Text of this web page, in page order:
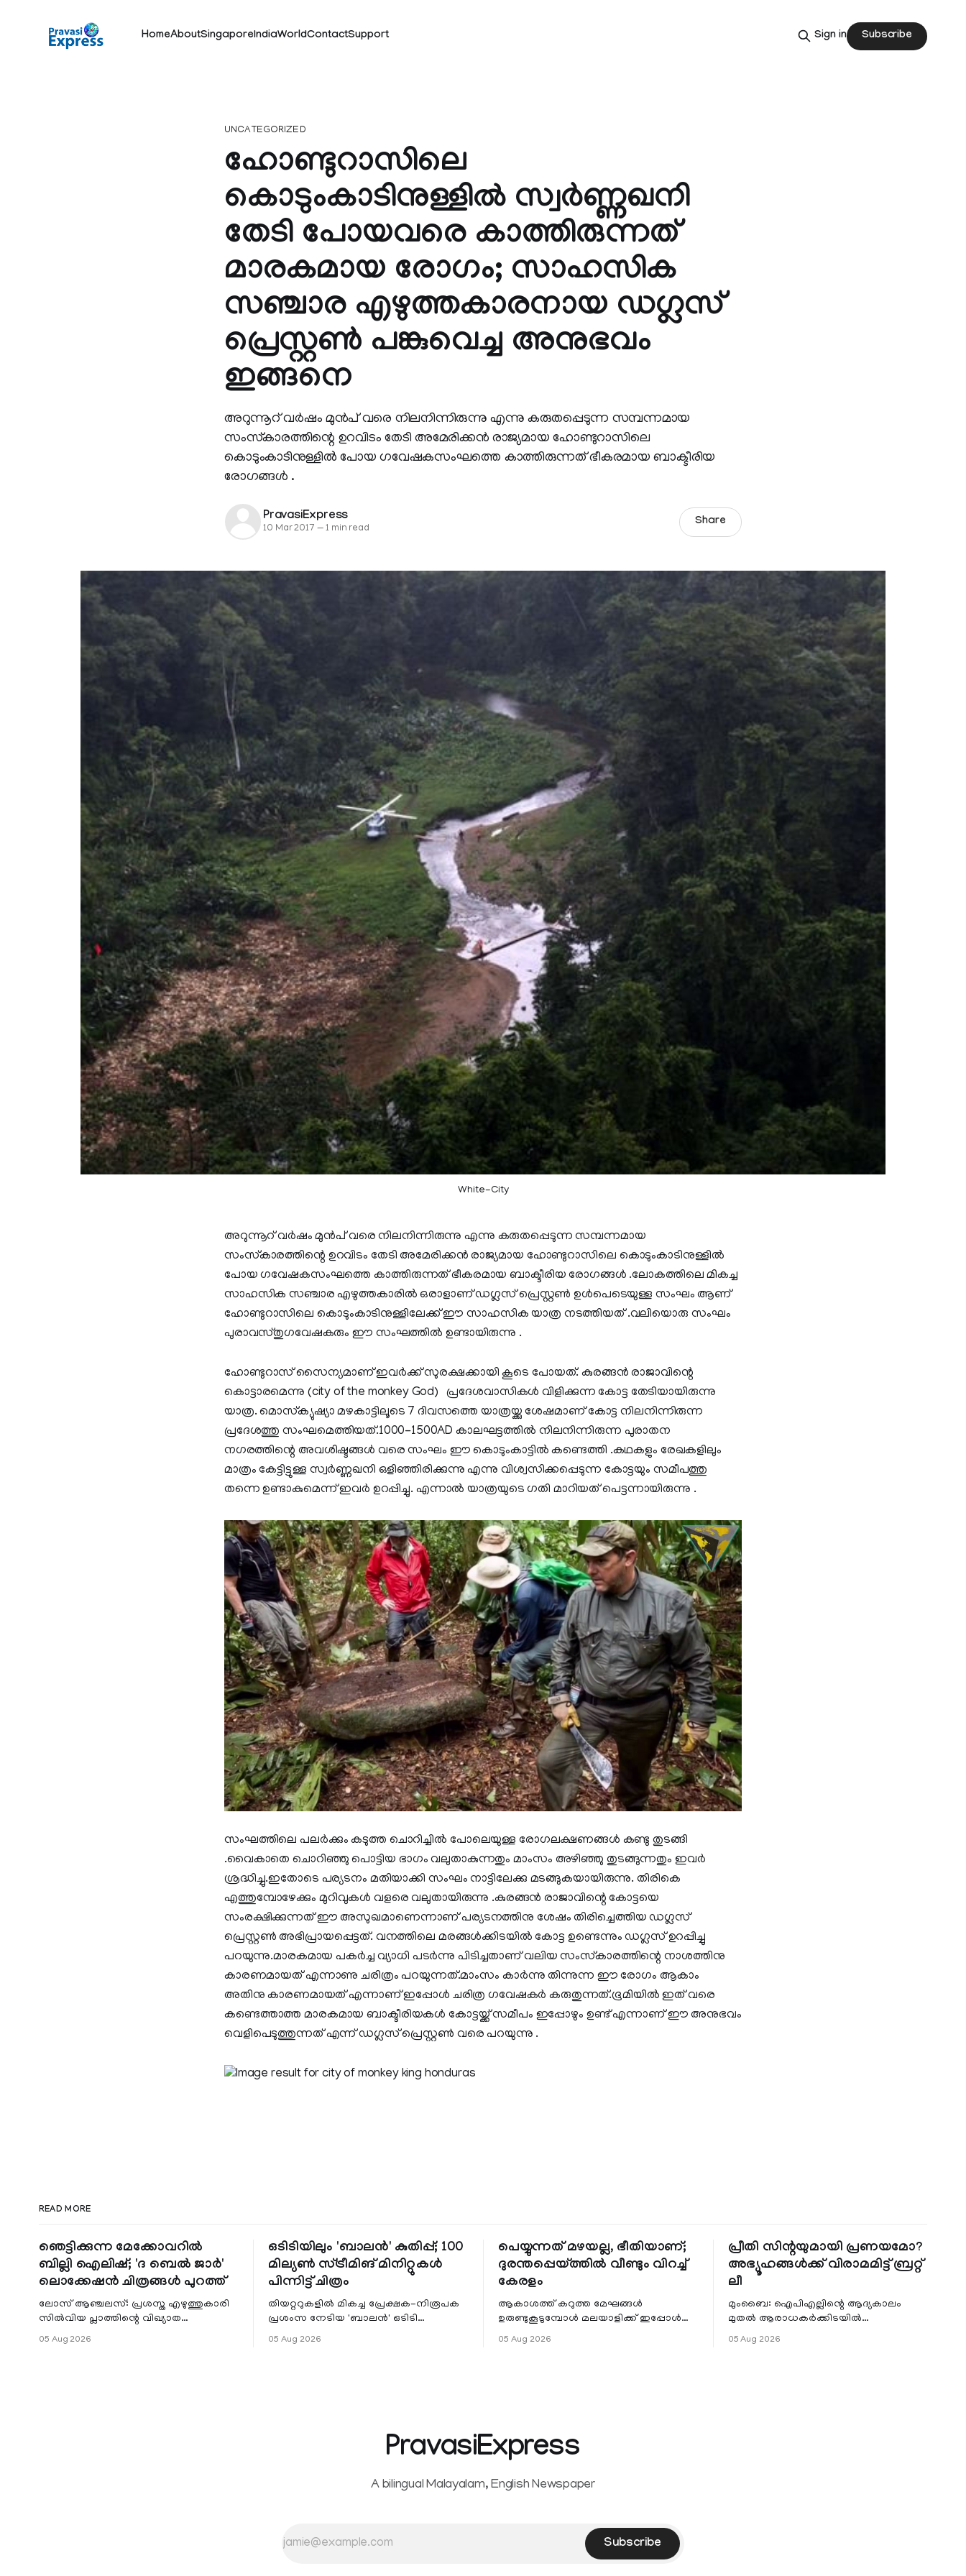
HomeAboutSingaporeIndiaWorldContactSupport Sign in Subscribe
UNCATEGORIZED
ഹോണ്ടുറാസിലെ
കൊടുംകാടിനുള്ളില്‍ സ്വര്‍ണ്ണഖനി
തേടി പോയവരെ കാത്തിരുന്നത്
മാരകമായ രോഗം; സാഹസിക
സഞ്ചാര എഴുത്തകാരനായ ഡഗ്ലസ്
പ്രെസ്റ്റണ്‍ പങ്കുവെച്ച അനുഭവം
ഇങ്ങനെ
അറുന്നൂറ് വര്‍ഷം മുന്‍പ് വരെ നിലനിന്നിരുന്നു എന്നു കരുതപ്പെടുന്ന സമ്പന്നമായ
സംസ്‌കാരത്തിന്റെ ഉറവിടം തേടി അമേരിക്കന്‍ രാജ്യമായ ഹോണ്ടുറാസിലെ
കൊടുംകാടിനുള്ളില്‍ പോയ ഗവേഷകസംഘത്തെ കാത്തിരുന്നത് ഭീകരമായ ബാക്ടീരിയ
രോഗങ്ങള്‍ .
PravasiExpress
10 Mar 2017 —1 min read
Share
White-City
അറുന്നൂറ് വര്‍ഷം മുന്‍പ് വരെ നിലനിന്നിരുന്നു എന്നു കരുതപ്പെടുന്ന സമ്പന്നമായ
സംസ്‌കാരത്തിന്റെ ഉറവിടം തേടി അമേരിക്കന്‍ രാജ്യമായ ഹോണ്ടുറാസിലെ കൊടുംകാടിനുള്ളില്‍
പോയ ഗവേഷകസംഘത്തെ കാത്തിരുന്നത് ഭീകരമായ ബാക്ടീരിയ രോഗങ്ങള്‍ .ലോകത്തിലെ മികച്ച
സാഹസിക സഞ്ചാര എഴുത്തകാരില്‍ ഒരാളാണ് ഡഗ്ലസ് പ്രെസ്റ്റണ്‍ ഉള്‍പെടെയുള്ള സംഘം ആണ്
ഹോണ്ടുറാസിലെ കൊടുംകാടിനുള്ളിലേക്ക് ഈ സാഹസിക യാത്ര നടത്തിയത് .വലിയൊരു സംഘം
പുരാവസ്തുഗവേഷകരും ഈ സംഘത്തില്‍ ഉണ്ടായിരുന്നു .
ഹോണ്ടുറാസ് സൈന്യമാണ് ഇവര്‍ക്ക് സുരക്ഷക്കായി കൂടെ പോയത്. കുരങ്ങന്‍ രാജാവിന്റെ
കൊട്ടാരമെന്നു (city of the monkey God) പ്രദേശവാസികള്‍ വിളിക്കുന്ന കോട്ട തേടിയായിരുന്നു
യാത്ര. മൊസ്‌ക്യുഷ്യാ മഴകാട്ടിലൂടെ 7 ദിവസത്തെ യാത്രയ്ക്കു ശേഷമാണ് കോട്ട നിലനിന്നിരുന്ന
പ്രദേശത്തു സംഘമെത്തിയത്.1000-1500AD കാലഘട്ടത്തില്‍ നിലനിന്നിരുന്ന പുരാതന
നഗരത്തിന്റെ അവശിഷ്ടങ്ങള്‍ വരെ സംഘം ഈ കൊടുംകാട്ടില്‍ കണ്ടെത്തി .കഥകളും രേഖകളിലും
മാത്രം കേട്ടിട്ടുള്ള സ്വര്‍ണ്ണഖനി ഒളിഞ്ഞിരിക്കുന്നു എന്നു വിശ്വസിക്കപ്പെടുന്ന കോട്ടയും സമീപത്തു
തന്നെ ഉണ്ടാകുമെന്ന് ഇവര്‍ ഉറപ്പിച്ചു. എന്നാല്‍ യാത്രയുടെ ഗതി മാറിയത് പെട്ടന്നായിരുന്നു .
സംഘത്തിലെ പലര്‍ക്കും കടുത്ത ചൊറിച്ചില്‍ പോലെയുള്ള രോഗലക്ഷണങ്ങള്‍ കണ്ടു തുടങ്ങി
.വൈകാതെ ചൊറിഞ്ഞു പൊട്ടിയ ഭാഗം വലുതാകുന്നതും മാംസം അഴിഞ്ഞു തുടങ്ങുന്നതും ഇവര്‍
ശ്രദ്ധിച്ചു.ഇതോടെ പര്യടനം മതിയാക്കി സംഘം നാട്ടിലേക്കു മടങ്ങുകയായിരുന്നു. തിരികെ
എത്തുമ്പോഴേക്കും മുറിവുകള്‍ വളരെ വലുതായിരുന്നു .കുരങ്ങന്‍ രാജാവിന്റെ കോട്ടയെ
സംരക്ഷിക്കുന്നത് ഈ അസുഖമാണെന്നാണ് പര്യടനത്തിനു ശേഷം തിരിച്ചെത്തിയ ഡഗ്ലസ്
പ്രെസ്റ്റണ്‍ അഭിപ്രായപ്പെട്ടത്. വനത്തിലെ മരങ്ങള്‍ക്കിടയില്‍ കോട്ട ഉണ്ടെന്നും ഡഗ്ലസ് ഉറപ്പിച്ചു
പറയുന്നു.മാരകമായ പകര്‍ച്ച വ്യാധി പടര്‍ന്നു പിടിച്ചതാണ് വലിയ സംസ്‌കാരത്തിന്റെ നാശത്തിനു
കാരണമായത് എന്നാണു ചരിത്രം പറയുന്നത്.മാംസം കാര്‍ന്നു തിന്നുന്ന ഈ രോഗം ആകാം
അതിനു കാരണമായത്‌ എന്നാണ് ഇപ്പോള്‍ ചരിത്ര ഗവേഷകര്‍ കരുതുന്നത്.ഭൂമിയില്‍ ഇത് വരെ
കണ്ടെത്താത്ത മാരകമായ ബാക്ടീരിയകള്‍ കോട്ടയ്ക്ക് സമീപം ഇപ്പോഴും ഉണ്ട് എന്നാണ് ഈ അനുഭവം
വെളിപെടുത്തുന്നത് എന്ന് ഡഗ്ലസ് പ്രെസ്റ്റണ്‍ വരെ പറയുന്നു .
READ MORE
ഞെട്ടിക്കുന്ന മേക്കോവറിൽ
ബില്ലി ഐലിഷ്; 'ദ ബെൽ ജാർ'
ലൊക്കേഷൻ ചിത്രങ്ങൾ പുറത്ത്
ലോസ് ആഞ്ചലസ്: പ്രശസ്ത എഴുത്തുകാരി
സിൽവിയ പ്ലാത്തിന്റെ വിഖ്യാത
ബെൽ ജാർ' എന്ന ചിത്രത്തി
05 Aug 2026
ഒടിടിയിലും 'ബാലൻ' കുതിപ്പ്; 100
മില്യൺ സ്ട്രീമിങ് മിനിറ്റുകൾ
പിന്നിട്ട് ചിത്രം
തിയറ്ററുകളിൽ മികച്ച പ്രേക്ഷക-നിരൂപക
പ്രശംസ നേടിയ 'ബാലൻ' ഒടിടി
തുടരുന്നു. സീ5-ൽ
05 Aug 2026
പെയ്യുന്നത് മഴയല്ല, ഭീതിയാണ്;
ദുരന്തപ്പെയ്ത്തിൽ വീണ്ടും വിറച്ച്
കേരളം
ആകാശത്ത് കറുത്ത മേഘങ്ങൾ
ഉരുണ്ടുകൂടുമ്പോൾ മലയാളിക്ക് ഇപ്പോൾ
വിറയലാണ്. മഴ ഒരുകാലത്ത്
05 Aug 2026
പ്രീതി സിന്റയുമായി പ്രണയമോ?
അഭ്യൂഹങ്ങൾക്ക് വിരാമമിട്ട് ബ്രറ്റ്
ലീ
മുംബൈ: ഐപിഎല്ലിന്റെ ആദ്യകാലം
മുതൽ ആരാധകർക്കിടയിൽ
പ്രണയ അഭ്യൂഹങ്ങൾ തള്ളി മുൻ
05 Aug 2026
PravasiExpress
A bilingual Malayalam, English Newspaper
Subscribe